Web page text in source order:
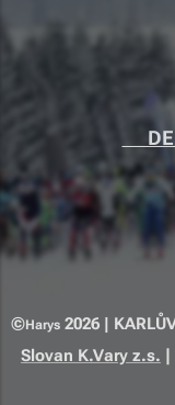
©Harys 2026 |
Slovan K.Vary z.s. |